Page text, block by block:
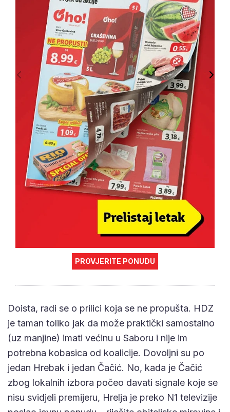
PROVJERITE PONUDU
Doista, radi se o prilici koja se ne propušta. HDZ
je taman toliko jak da može praktički samostalno
(uz manjine) imati većinu u Saboru i nije im
potrebna kobasica od koalicije. Dovoljni su po
jedan Hrebak i jedan Čačić. No, kada je Čačić
zbog lokalnih izbora počeo davati signale koje se
nisu svidjeli premijeru, Hrelja je preko N1 televizije